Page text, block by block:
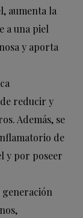
aumenta la
a una piel
y aporta
reducir y
Además, se
de
y por poseer
generación